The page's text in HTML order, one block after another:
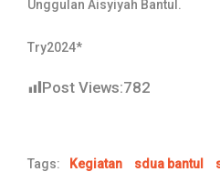
Unggulan Aisyiyah Bantul.
Try2024*
Post Views:782
Tags: Kegiatan sdua bantul